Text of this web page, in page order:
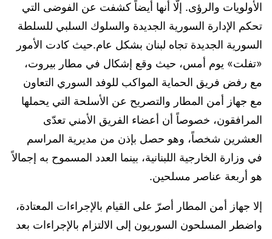
الأولويات والرؤى. إلّا أنها أيضاً كشفت عن الفوضى التي
تحكم الإدارة السورية الجديدة والسلوك السلبي للسلطة
السورية الجديدة تجاه لبنان بشكل عام.حيث كادت الأمور
«تفلت» يوم أمس، حيث وقع إشكال في مطار بيروت،
مع رفض فريق الحماية المواكب للوفد السوري التعاون
مع جهاز أمن المطار والتصريح عن الأسلحة التي يحملها
المرافقون، خصوصاً أن أعضاء الفريق الأمني تعدّى
العشرين شخصاً، وهو حصل بإذن من مديرية المراسم
في وزارة الخارجية اللبنانية، بينما العدد المسموح به إجمالاً
هو أربعة عناصر مسلحين.
إلا جهاز أمن المطار أصرّ على القيام بالإجراءات المعتادة،
واضطر المسلحون السوريون إلى الالتزام بالإجراءات بعد